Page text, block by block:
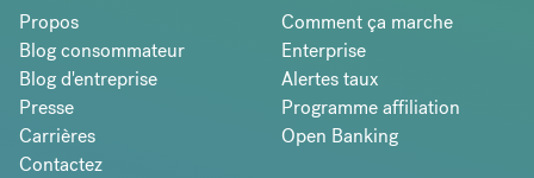
Propos
Blog consommateur
Blog d'entreprise
Presse
Carrières
Contactez
Comment ça marche
Enterprise
Alertes taux
Programme affiliation
Open Banking